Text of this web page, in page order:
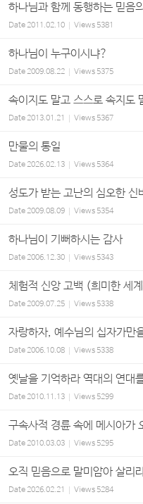
하나님과 함께 동행하는 믿음
Date2011.02.10 Views 5381
하나님이 누구이시냐?
Date2009.08.22 Views 5375
속이지도 말고 스스로 속지도
Date2013.01.21 Views 5367
만물의 통일
Date2026.02.13 Views 5364
성도가 받는 고난의 심오한 신비
Date2009.08.09 Views 5354
하나님이 기뻐하시는 감사
Date2006.12.30 Views 5343
체험적 신앙 고백 (희미한 세
Date2009.07.25 Views 5338
자랑하자, 예수님의 십자가만
Date2006.10.08 Views 5338
옛날을 기억하라 역대의 연대
Date2010.11.13 Views 5299
구속사적 경륜 속에 메시아가
Date2010.03.03 Views 5295
오직 믿음으로 말미암아 살리
Date2026.02.21 Views 5284